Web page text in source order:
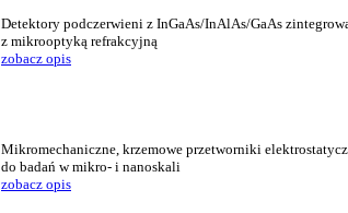
Detektory podczerwieni z InGaAs/InAlAs/GaAs
z mikrooptyką refrakcyjną
zobacz opis
Mikromechaniczne, krzemowe przetworniki
do badań w mikro- i nanoskali
zobacz opis